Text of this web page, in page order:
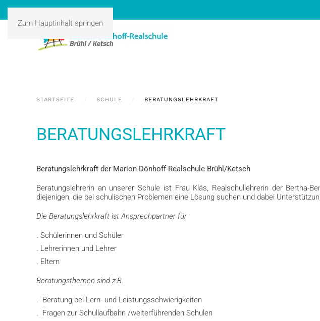
Zum Hauptinhalt springen
STARTSEITE SCHULE BERATUNGSLEHRKRAFT
BERATUNGSLEHRKRAFT
Beratungslehrkraft der Marion-Dönhoff-Realschule Brühl/Ketsch
Beratungslehrerin an unserer Schule ist Frau Kläs, Realschullehrerin der Bertha-
diejenigen, die bei schulischen Problemen eine Lösung suchen und dabei
Die Beratungslehrkraft ist Ansprechpartner für
. Schülerinnen und Schüler
. Lehrerinnen und Lehrer
. Eltern
Beratungsthemen sind z.B.
. Beratung bei Lern- und Leistungsschwierigkeiten
. Fragen zur Schullaufbahn /weiterführenden Schulen